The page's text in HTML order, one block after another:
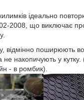
ідеально
2008, що виключає
відмінно поширюють
не накопичують у кутку.
- в ромбик).